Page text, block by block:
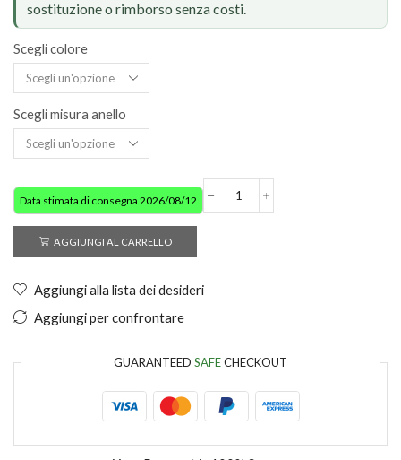
sostituzione o rimborso senza costi.
Scegli colore
Scegli misura anello
Data stimata di consegna 2026/08/12
AGGIUNGI AL CARRELLO
Aggiungi alla lista dei desideri
Aggiungi per confrontare
GUARANTEED SAFECHECKOUT